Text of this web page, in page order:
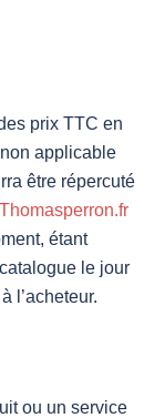
prix TTC en
applicable
être répercuté
Thomasperron.fr
étant
le jour
l’acheteur.
ou un service